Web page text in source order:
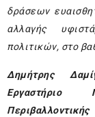
δράσεων
αλλαγής
πολιτικών, στο
Δημήτρης
Εργαστήριο